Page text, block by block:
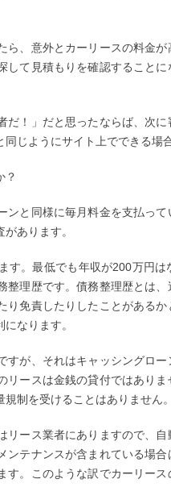
ら、意外とカーリースの料金
して見積もりを確認すること
だ！」だと思ったならば、次
じようにサイト上でできる場
？
ンと同様に毎月料金を支払っ
あります。
す。最低でも年収が200万円
整理歴です。債務整理歴とは
り免責したりしたことがある
なります。
が、それはキャッシングロー
リースは金銭の貸付ではあり
制を受けることはありません。
リース業者にありますので、
ンテナンスが含まれている場
す。このような訳でカーリー